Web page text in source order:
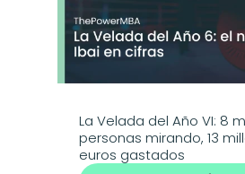
La Velada del Año VI: 8
personas mirando, 13
euros gastados